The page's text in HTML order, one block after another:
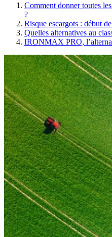
Comment donner toutes
?
Risque escargots : début
Quelles alternatives au
IRONMAX PRO,